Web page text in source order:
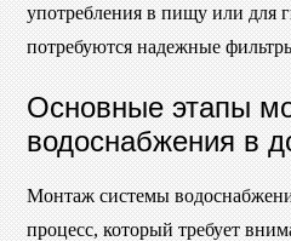
употребления в пищу или для
потребуются надежные
Основные этапы
водоснабжения в
Монтаж системы
процесс, который требует